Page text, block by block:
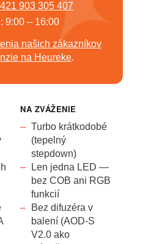
903 305 407
9:00 – 16:00
našich zákazníkov
na Heureke.
NA ZVÁŽENIE
– Turbo krátkodobé
(tepelný
stepdown)
–
Len jedna LED —
bez COB ani RGB
funkcií
–
Bez difuzéra v
balení (AOD-S
V2.0 ako